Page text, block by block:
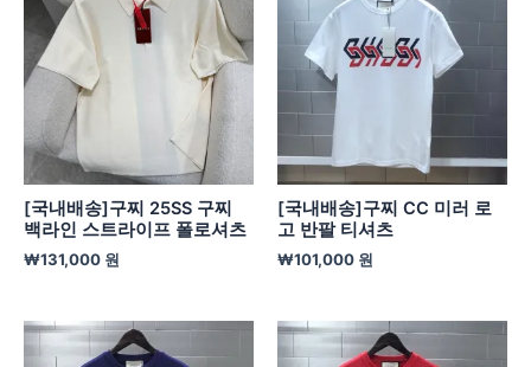
[국내배송]구찌 25SS 구찌
백라인 스트라이프 폴로셔츠
₩131,000 원
[국내배송]구찌 CC 미러 로
고 반팔 티셔츠
₩101,000 원